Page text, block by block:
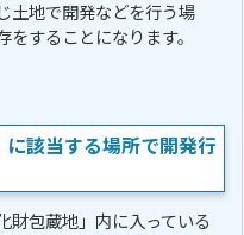
土地で開発などを行う場
することになります。
に該当する場所で開発行
包蔵地」内に入っている